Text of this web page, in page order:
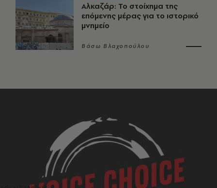
Αλκαζάρ: Το στοίχημα της
επόμενης μέρας για το ιστορικό
μνημείο
Βάσω Βλαχοπούλου